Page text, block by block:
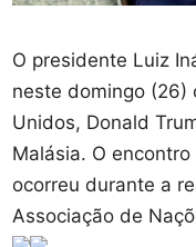
O presidente Luiz
neste domingo (26)
Unidos, Donald
Malásia. O
ocorreu durante a
Associação de